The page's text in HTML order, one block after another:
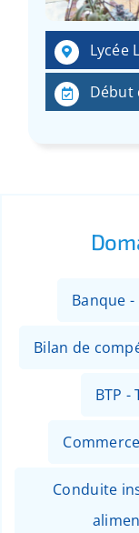
Recherche
Lycée
Début
Banque
Bilan de
BTP
Conduite